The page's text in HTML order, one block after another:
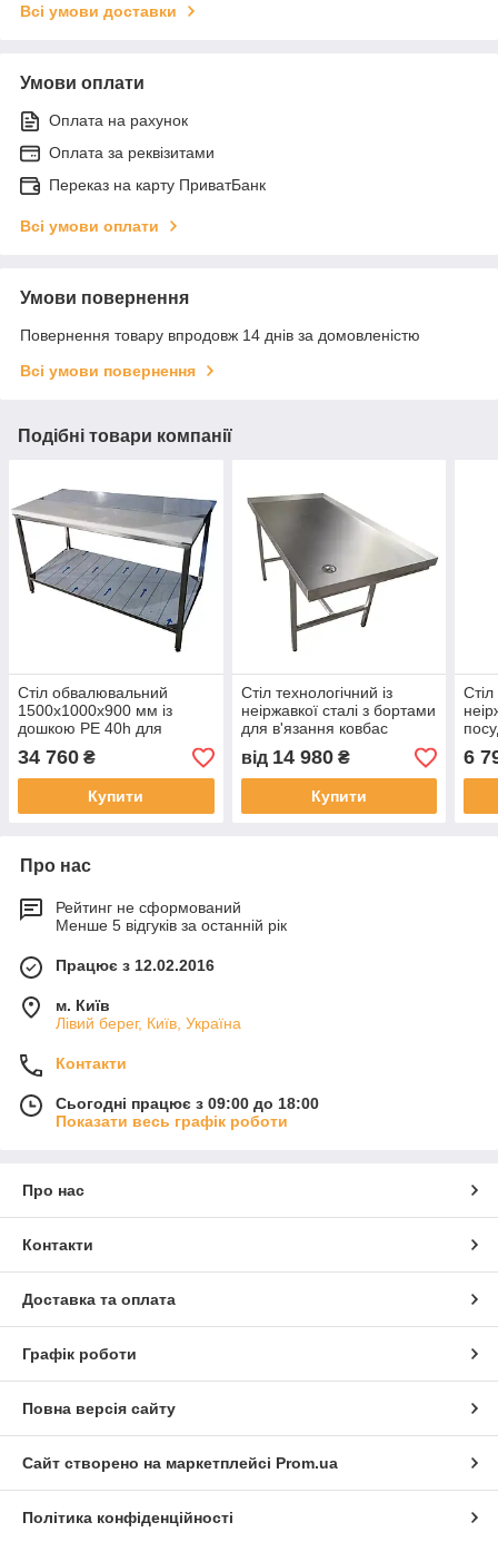
Всі умови доставки
Умови оплати
Оплата на рахунок
Оплата за реквізитами
Переказ на карту ПриватБанк
Всі умови оплати
Умови повернення
Повернення товару впродовж 14 днів за домовленістю
Всі умови повернення
Подібні товари компанії
Стіл обвалювальний
1500х1000х900 мм із
дошкою PE 40h для
обвалювання м'яса
34 760 ₴
Купити
Стіл технологічний із
неіржавкої сталі з бортами
для в'язання ковбас
від 14 980₴
Купити
6
Про нас
Рейтинг не сформований
Менше 5 відгуків за останній рік
Працює з 12.02.2016
м. Київ
Лівий берег, Київ, Україна
Контакти
Сьогодні працює з 09:00 до 18:00
Показати весь графік роботи
Про нас
Контакти
Доставка та оплата
Графік роботи
Повна версія сайту
Сайт створено на маркетплейсі Prom.ua
Політика конфіденційності